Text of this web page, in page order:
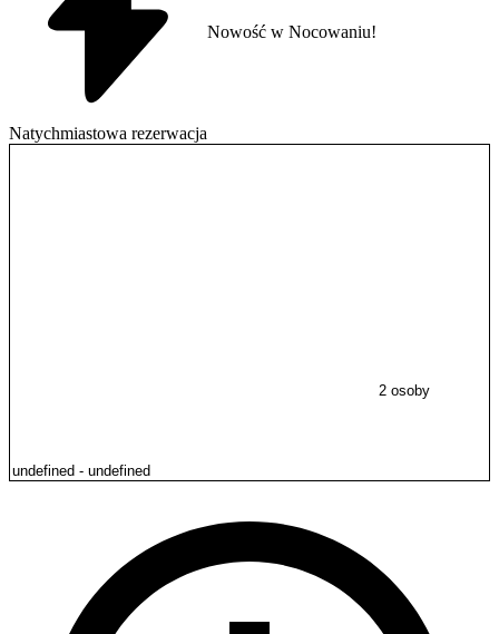
Natychmiastowa rezerwacja
Nowość w Nocowaniu!
2 osoby